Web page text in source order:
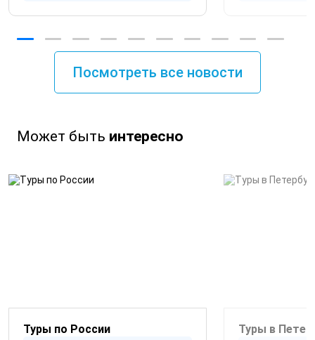
Посмотреть все новости
Может быть интересно
Туры по России
Туры в